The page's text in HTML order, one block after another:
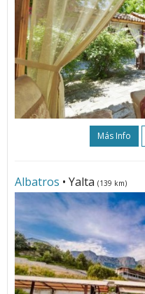
Más Info
Albatros • Yalta (139 km)